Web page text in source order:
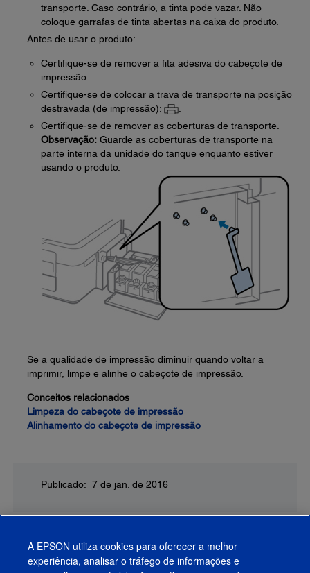
transporte. Caso contrário, a tinta pode vazar. Não
coloque garrafas de tinta abertas na caixa do produto.
Antes de usar o produto:
Certifique-se de remover a fita adesiva do cabeçote de
impressão.
Certifique-se de colocar a trava de transporte na posição
destravada (de impressão):
Certifique-se de remover as coberturas de transporte.
Observação: Guarde as coberturas de transporte na
parte interna da unidade do tanque enquanto estiver
usando o produto.
Se a qualidade de impressão diminuir quando voltar a
imprimir, limpe e alinhe o cabeçote de impressão.
Conceitos relacionados
Limpeza do cabeçote de impressão
Alinhamento do cabeçote de impressão
Publicado: 7 de jan. de 2016
A EPSON utiliza cookies para oferecer a melhor
experiência, analisar o tráfego de informações e